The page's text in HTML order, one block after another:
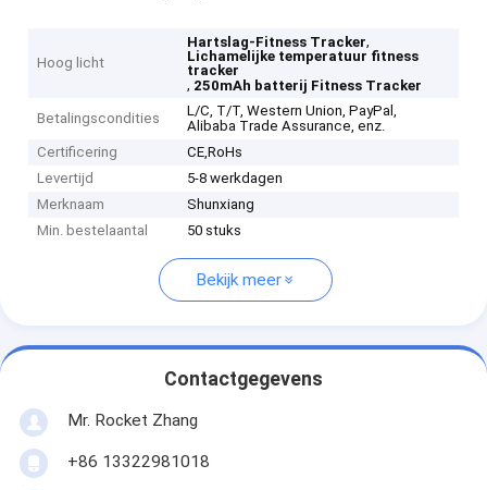
Hoog licht
Hartslag-Fitness Tracker,
Lichamelijke temperatuur fitness
tracker
, 250mAh batterij Fitness Tracker
Betalingscondities
L/C, T/T, Western Union, PayPal,
Alibaba Trade Assurance, enz.
Certificering
CE,RoHs
Levertijd
5-8 werkdagen
Merknaam
Shunxiang
Min. bestelaantal
50 stuks
Bekijk meer
Contactgegevens
Mr. Rocket Zhang
+86 13322981018